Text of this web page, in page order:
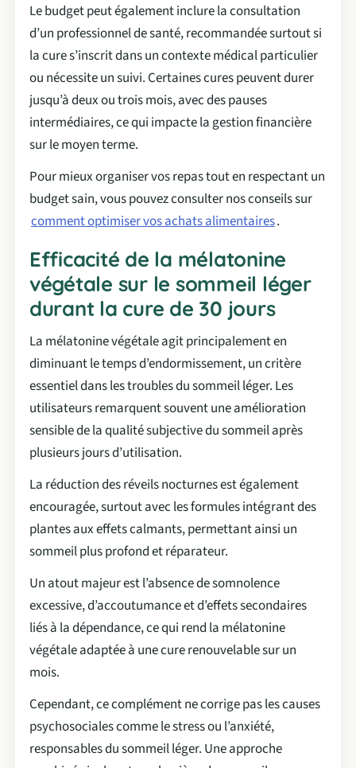
Le budget peut également inclure la consultation
d’un professionnel de santé, recommandée surtout si
la cure s’inscrit dans un contexte médical particulier
ou nécessite un suivi. Certaines cures peuvent durer
jusqu’à deux ou trois mois, avec des pauses
intermédiaires, ce qui impacte la gestion financière
sur le moyen terme.
Pour mieux organiser vos repas tout en respectant un
budget sain, vous pouvez consulter nos conseils sur
comment optimiser vos achats alimentaires.
Efficacité de la mélatonine
végétale sur le sommeil léger
durant la cure de 30 jours
La mélatonine végétale agit principalement en
diminuant le temps d’endormissement, un critère
essentiel dans les troubles du sommeil léger. Les
utilisateurs remarquent souvent une amélioration
sensible de la qualité subjective du sommeil après
plusieurs jours d’utilisation.
La réduction des réveils nocturnes est également
encouragée, surtout avec les formules intégrant des
plantes aux effets calmants, permettant ainsi un
sommeil plus profond et réparateur.
Un atout majeur est l’absence de somnolence
excessive, d’accoutumance et d’effets secondaires
liés à la dépendance, ce qui rend la mélatonine
végétale adaptée à une cure renouvelable sur un
mois.
Cependant, ce complément ne corrige pas les causes
psychosociales comme le stress ou l’anxiété,
responsables du sommeil léger. Une approche